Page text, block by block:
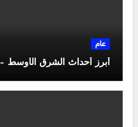
عام
أبرز أحداث الشرق الأوسط – 2025